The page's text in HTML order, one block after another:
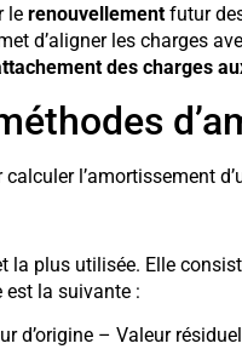
le renouvellementfutur
d’aligner les charges
des charges
l’amortissement
la plus utilisée. Elle
est la suivante :
d’origine – Valeur